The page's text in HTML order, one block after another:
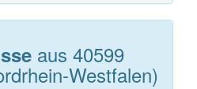
aus 40599
Westfalen)